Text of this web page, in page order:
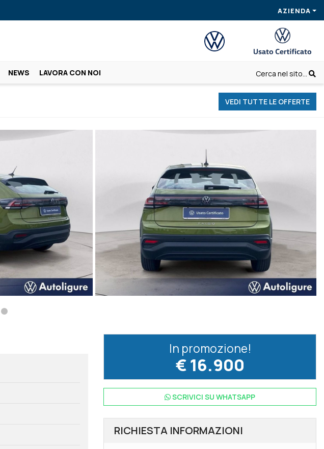
AZIENDA
NEWS LAVORA CON NOI Cerca nel sito...
VEDI TUTTE LE OFFERTE
In promozione!
€ 16.900
SCRIVICI SU WHATSAPP
RICHIESTA INFORMAZIONI